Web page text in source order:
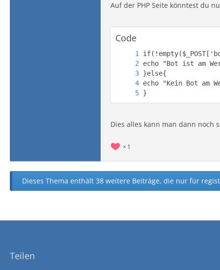
Auf der PHP Seite könntest du
Code
}
Dies alles kann man dann noch
1
Dieses Thema enthält 38 weitere Beiträge, die nur für
Teilen